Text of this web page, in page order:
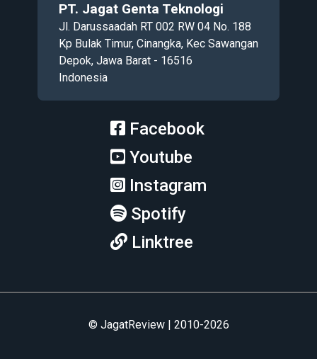
PT. Jagat Genta Teknologi
Jl. Darussaadah RT 002 RW 04 No. 188
Kp Bulak Timur, Cinangka, Kec Sawangan
Depok, Jawa Barat - 16516
Indonesia
Facebook
Youtube
Instagram
Spotify
Linktree
© JagatReview | 2010-2026